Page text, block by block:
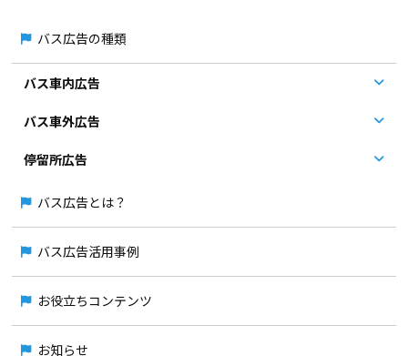
バス広告の種類
バス車内広告
バス車外広告
停留所広告
バス広告とは？
バス広告活用事例
お役立ちコンテンツ
お知らせ